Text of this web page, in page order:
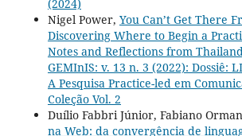
(2024)
Nigel Power, You Can’t Get There
Discovering Where to Begin a
Notes and Reflections from Thailand
GEMInIS: v. 13 n. 3 (2022): Dossiê:
A Pesquisa Practice-led em
Coleção Vol. 2
Duílio Fabbri Júnior, Fabiano
na Web: da convergência de